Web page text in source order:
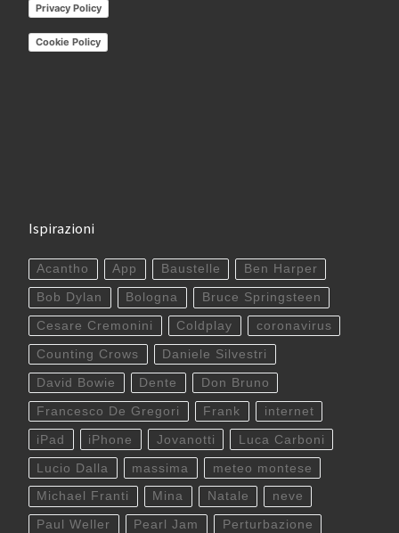
Privacy Policy
Cookie Policy
Ispirazioni
Acantho App Baustelle Ben Harper
Bob Dylan Bologna Bruce Springsteen
Cesare Cremonini Coldplay coronavirus
Counting Crows Daniele Silvestri
David Bowie Dente Don Bruno
Francesco De Gregori Frank internet
iPad iPhone Jovanotti Luca Carboni
Lucio Dalla massima meteo montese
Michael Franti Mina Natale neve
Paul Weller Pearl Jam Perturbazione